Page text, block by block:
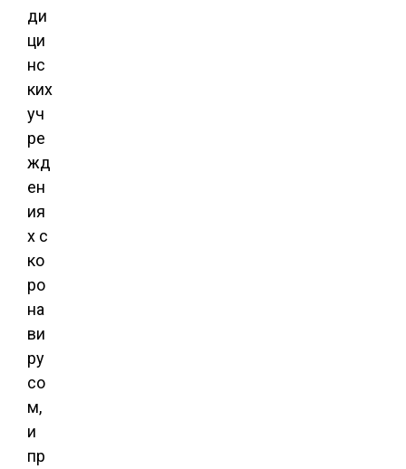
ди
ци
нс
ких
уч
ре
жд
ен
ия
х с
ко
ро
на
ви
ру
со
м,
и
пр